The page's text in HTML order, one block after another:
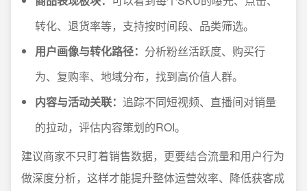
转化、退货率等，支持按时间段、品类筛选。
用户画像与转化路径： 分析粉丝活跃度、购买行
为、复购率、地域分布，找到高价值人群。
内容与活动关联： 追踪不同短视频、直播间对销量
的拉动，评估内容策划的ROI。
建议商家不只盯着销售数据，更要结合流量和用户行为
做深度分析，这样才能提升整体运营效率、降低获客成